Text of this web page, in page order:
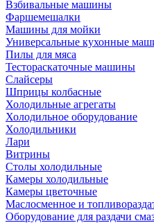
Взбивальные машины
Фаршемешалки
Машины для мойки
Универсальные кухонные
Пилы для мяса
Тестораскаточные машины
Слайсеры
Шприцы колбасные
Холодильные агрегаты
Холодильное оборудование
Холодильники
Лари
Витрины
Столы холодильные
Камеры холодильные
Камеры цветочные
Маслосменное и
Оборудование для раздачи